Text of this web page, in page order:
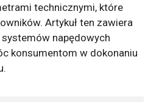
technicznymi, które
Artykuł ten zawiera
napędowych
konsumentom w dokonaniu